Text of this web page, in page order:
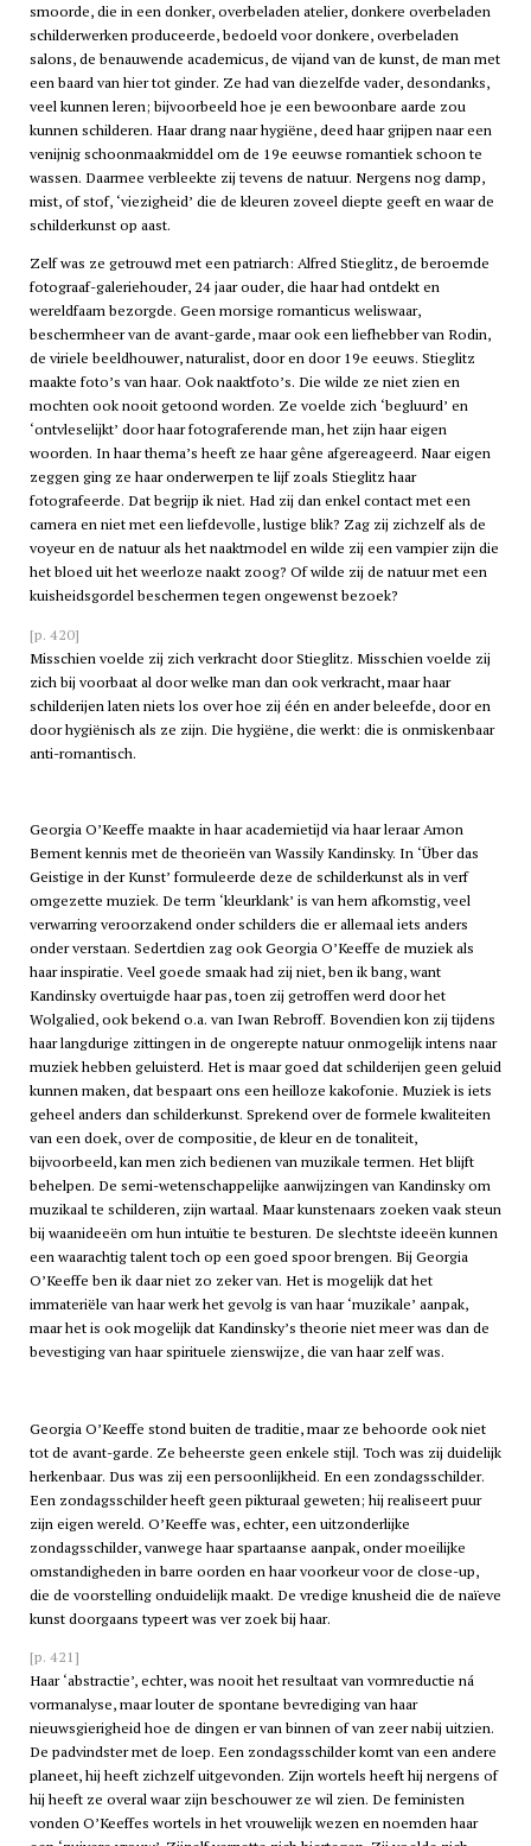
smoorde, die in een donker, overbeladen atelier, donkere overbeladen
schilderwerken produceerde, bedoeld voor donkere, overbeladen
salons, de benauwende academicus, de vijand van de kunst, de man met
een baard van hier tot ginder. Ze had van diezelfde vader, desondanks,
veel kunnen leren; bijvoorbeeld hoe je een bewoonbare aarde zou
kunnen schilderen. Haar drang naar hygiëne, deed haar grijpen naar een
venijnig schoonmaakmiddel om de 19e eeuwse romantiek schoon te
wassen. Daarmee verbleekte zij tevens de natuur. Nergens nog damp,
mist, of stof, ‘viezigheid’ die de kleuren zoveel diepte geeft en waar de
schilderkunst op aast.
Zelf was ze getrouwd met een patriarch: Alfred Stieglitz, de beroemde
fotograaf-galeriehouder, 24 jaar ouder, die haar had ontdekt en
wereldfaam bezorgde. Geen morsige romanticus weliswaar,
beschermheer van de avant-garde, maar ook een liefhebber van Rodin,
de viriele beeldhouwer, naturalist, door en door 19e eeuws. Stieglitz
maakte foto’s van haar. Ook naaktfoto’s. Die wilde ze niet zien en
mochten ook nooit getoond worden. Ze voelde zich ‘begluurd’ en
‘ontvleselijkt’ door haar fotograferende man, het zijn haar eigen
woorden. In haar thema’s heeft ze haar gêne afgereageerd. Naar eigen
zeggen ging ze haar onderwerpen te lijf zoals Stieglitz haar
fotografeerde. Dat begrijp ik niet. Had zij dan enkel contact met een
camera en niet met een liefdevolle, lustige blik? Zag zij zichzelf als de
voyeur en de natuur als het naaktmodel en wilde zij een vampier zijn die
het bloed uit het weerloze naakt zoog? Of wilde zij de natuur met een
kuisheidsgordel beschermen tegen ongewenst bezoek?
[p. 420]
Misschien voelde zij zich verkracht door Stieglitz. Misschien voelde zij
zich bij voorbaat al door welke man dan ook verkracht, maar haar
schilderijen laten niets los over hoe zij één en ander beleefde, door en
door hygiënisch als ze zijn. Die hygiëne, die werkt: die is onmiskenbaar
anti-romantisch.
Georgia O’Keeffe maakte in haar academietijd via haar leraar Amon
Bement kennis met de theorieën van Wassily Kandinsky. In ‘Über das
Geistige in der Kunst’ formuleerde deze de schilderkunst als in verf
omgezette muziek. De term ‘kleurklank’ is van hem afkomstig, veel
verwarring veroorzakend onder schilders die er allemaal iets anders
onder verstaan. Sedertdien zag ook Georgia O’Keeffe de muziek als
haar inspiratie. Veel goede smaak had zij niet, ben ik bang, want
Kandinsky overtuigde haar pas, toen zij getroffen werd door het
Wolgalied, ook bekend o.a. van Iwan Rebroff. Bovendien kon zij tijdens
haar langdurige zittingen in de ongerepte natuur onmogelijk intens naar
muziek hebben geluisterd. Het is maar goed dat schilderijen geen geluid
kunnen maken, dat bespaart ons een heilloze kakofonie. Muziek is iets
geheel anders dan schilderkunst. Sprekend over de formele kwaliteiten
van een doek, over de compositie, de kleur en de tonaliteit,
bijvoorbeeld, kan men zich bedienen van muzikale termen. Het blijft
behelpen. De semi-wetenschappelijke aanwijzingen van Kandinsky om
muzikaal te schilderen, zijn wartaal. Maar kunstenaars zoeken vaak steun
bij waanideeën om hun intuïtie te besturen. De slechtste ideeën kunnen
een waarachtig talent toch op een goed spoor brengen. Bij Georgia
O’Keeffe ben ik daar niet zo zeker van. Het is mogelijk dat het
immateriële van haar werk het gevolg is van haar ‘muzikale’ aanpak,
maar het is ook mogelijk dat Kandinsky’s theorie niet meer was dan de
bevestiging van haar spirituele zienswijze, die van haar zelf was.
Georgia O’Keeffe stond buiten de traditie, maar ze behoorde ook niet
tot de avant-garde. Ze beheerste geen enkele stijl. Toch was zij duidelijk
herkenbaar. Dus was zij een persoonlijkheid. En een zondagsschilder.
Een zondagsschilder heeft geen pikturaal geweten; hij realiseert puur
zijn eigen wereld. O’Keeffe was, echter, een uitzonderlijke
zondagsschilder, vanwege haar spartaanse aanpak, onder moeilijke
omstandigheden in barre oorden en haar voorkeur voor de close-up,
die de voorstelling onduidelijk maakt. De vredige knusheid die de naïeve
kunst doorgaans typeert was ver zoek bij haar.
[p. 421]
Haar ‘abstractie’, echter, was nooit het resultaat van vormreductie ná
vormanalyse, maar louter de spontane bevrediging van haar
nieuwsgierigheid hoe de dingen er van binnen of van zeer nabij uitzien.
De padvindster met de loep. Een zondagsschilder komt van een andere
planeet, hij heeft zichzelf uitgevonden. Zijn wortels heeft hij nergens of
hij heeft ze overal waar zijn beschouwer ze wil zien. De feministen
vonden O’Keeffes wortels in het vrouwelijk wezen en noemden haar